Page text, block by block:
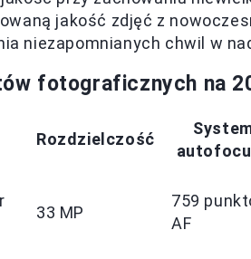
jakość zdjęć z
niezapomnianych chwil w
fotograficznych na
Rozdzielczość
33 MP
759
AF